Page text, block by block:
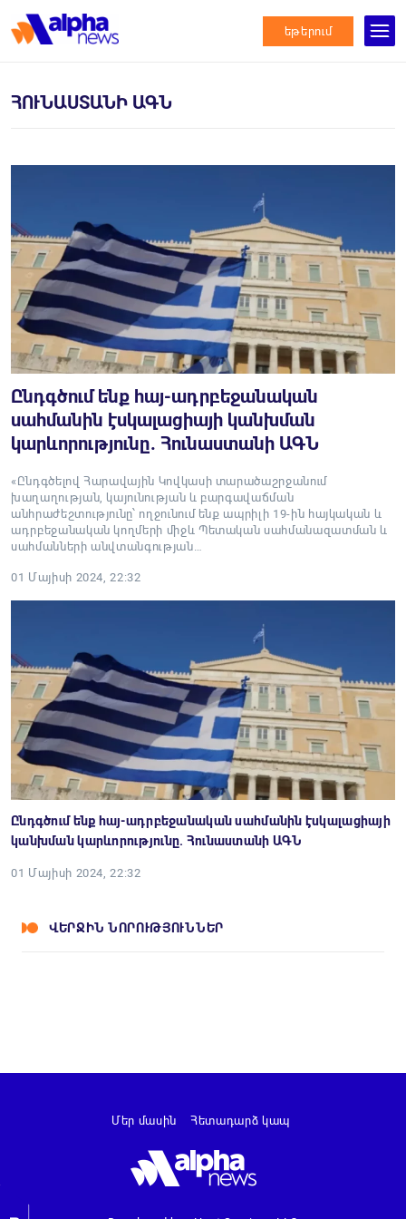
եթերում
ՀՈՒՆԱՍՏԱՆԻ ԱԳՆ
Ընդգծում ենք հայ-ադրբեջանական
սահմանին էսկալացիայի կանխման
կարևորությունը. Հունաստանի ԱԳՆ
«Ընդգծելով Հարավային Կովկասի տարածաշրջանում
խաղաղության, կայունության և բարգավաճման
անհրաժեշտությունը՝ ողջունում ենք ապրիլի 19-ին հայկական և
ադրբեջանական կողմերի միջև Պետական ​​սահմանազատման և
սահմանների անվտանգության…
01 Մայիսի 2024, 22:32
Ընդգծում ենք հայ-ադրբեջանական սահմանին էսկալացիայի
կանխման կարևորությունը. Հունաստանի ԱԳՆ
01 Մայիսի 2024, 22:32
ՎԵՐՋԻՆ ՆՈՐՈՒԹՅՈՒՆՆԵՐ
Մեր մասին Հետադարձ կապ